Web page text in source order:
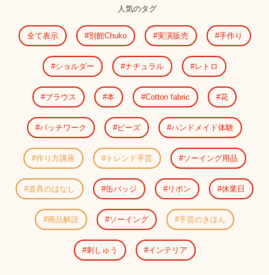
人気のタグ
全て表示 別館Chuko 実演販売 手作り
ショルダー ナチュラル レトロ
ブラウス 本 Cotton fabric 花
パッチワーク ビーズ ハンドメイド体験
作り方講座 トレンド手芸 ソーイング用品
道具のはなし 缶バッジ リボン 休業日
商品解説 ソーイング 手芸のきほん
刺しゅう インテリア